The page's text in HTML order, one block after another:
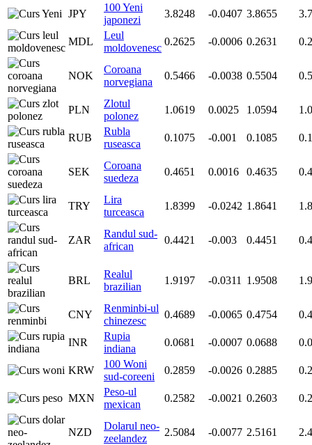
JPY
100 Yeni
japonezi
3.8248 -0.0407 3.8655
MDL
Leul
moldovenesc
0.2625 -0.0006 0.2631
NOK
Coroana
norvegiana
0.5466 -0.0038 0.5504
PLN
Zlotul
polonez
1.0619 0.0025 1.0594
RUB
Rubla
ruseasca
0.1075 -0.001 0.1085
SEK
Coroana
suedeza
0.4651 0.0016 0.4635
TRY
Lira
turceasca
1.8399 -0.0242 1.8641
ZAR
Randul sud-
african
0.4421 -0.003 0.4451
BRL
Realul
brazilian
1.9197 -0.0311 1.9508
CNY
Renminbi-ul
chinezesc
0.4689 -0.0065 0.4754
INR
Rupia
indiana
0.0681 -0.0007 0.0688
KRW
100 Woni
sud-coreeni
0.2859 -0.0026 0.2885
MXN
Peso-ul
mexican
0.2582 -0.0021 0.2603
NZD
Dolarul neo-
zeelandez
2.5084 -0.0077 2.5161